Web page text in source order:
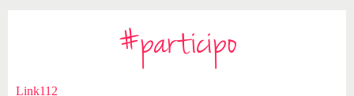
#participo
Link112